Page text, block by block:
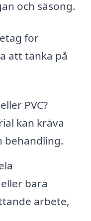
och säsong.
för
att tänka på
PVC?
kan kräva
behandling.
bara
arbete,